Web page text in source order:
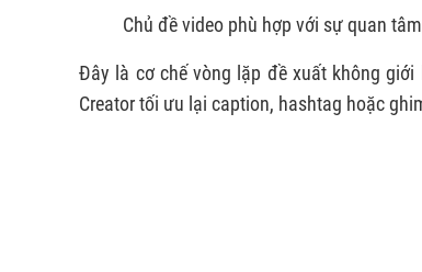
Chủ đề video phù hợp với sự quan
Đây là cơ chế vòng lặp đề xuất không
Creator tối ưu lại caption, hashtag hoặc